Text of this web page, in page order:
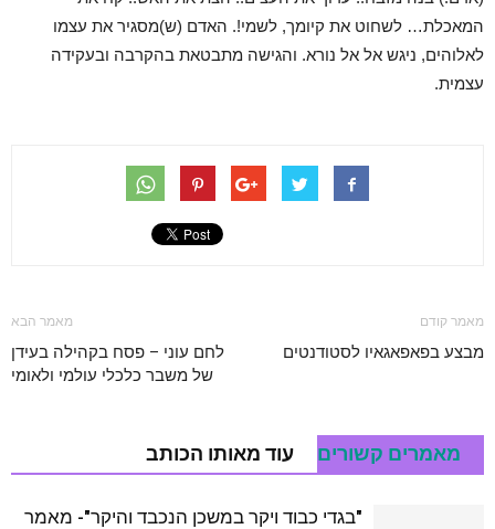
המאכלת… לשחוט את קיומך, לשמי!. האדם (ש)מסגיר את עצמו
לאלוהים, ניגש אל אל נורא. והגישה מתבטאת בהקרבה ובעקידה
עצמית.
מאמר קודם
מבצע בפאפאגאיו לסטודנטים
מאמר הבא
לחם עוני – פסח בקהילה בעידן
של משבר כלכלי עולמי ולאומי
מאמרים קשורים עוד מאותו הכותב
"בגדי כבוד ויקר במשכן הנכבד והיקר"- מאמר